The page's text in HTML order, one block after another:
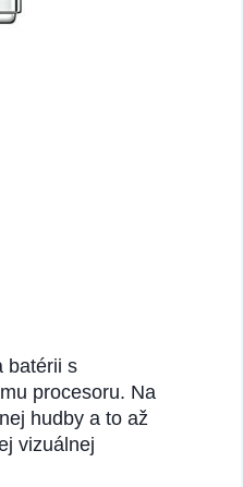
batérii s
procesoru. Na
hudby a to až
vizuálnej